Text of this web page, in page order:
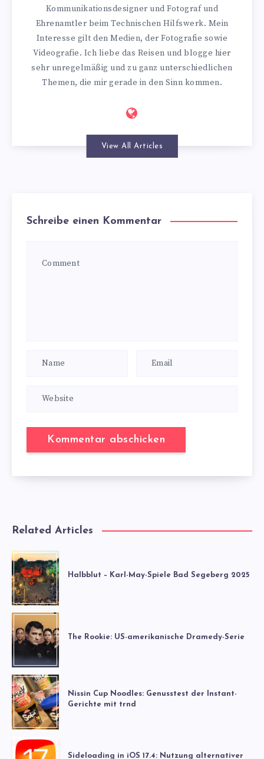
Kommunikationsdesigner und Fotograf und
Ehrenamtler beim Technischen Hilfswerk. Mein
Interesse gilt den Medien, der Fotografie sowie
Videografie. Ich liebe das Reisen und blogge hier
sehr unregelmäßig und zu ganz unterschiedlichen
Themen, die mir gerade in den Sinn kommen.
View All Articles
Schreibe einen Kommentar
Related Articles
Halbblut – Karl-May-Spiele Bad Segeberg 2025
The Rookie: US-amerikanische Dramedy-Serie
Nissin Cup Noodles: Genusstest der Instant-
Gerichte mit trnd
Sideloading in iOS 17.4: Nutzung alternativer